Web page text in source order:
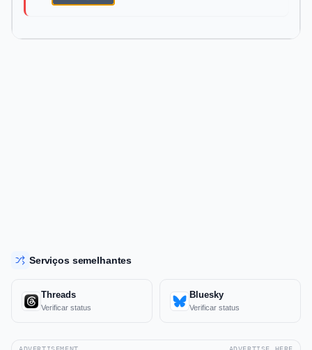
Serviços semelhantes
Threads
Verificar status
Bluesky
Verificar status